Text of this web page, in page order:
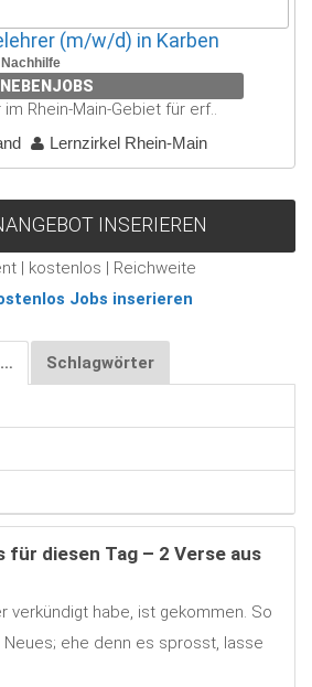
(m/w/d) in Karben
NEBENJOBS
Rhein-Main-Gebiet für erf..
Lernzirkel Rhein-Main
INSERIEREN
| kostenlos | Reichweite
Jobs inserieren
Schlagwörter
für diesen Tag – 2 Verse aus
verkündigt habe, ist gekommen. So
ehe denn es sprosst, lasse